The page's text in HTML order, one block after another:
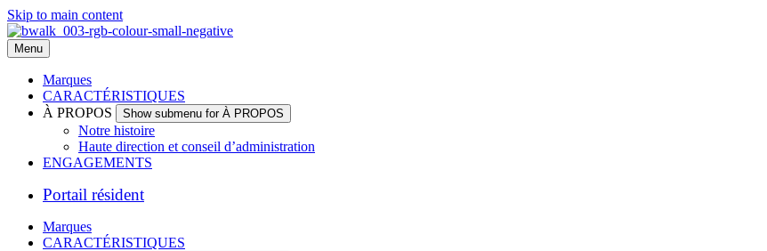
Skip to main content
Menu
Marques
CARACTÉRISTIQUES
À PROPOS
Show submenu for À PROPOS
Notre histoire
Haute direction et conseil d’administration
ENGAGEMENTS
Portail résident
Marques
CARACTÉRISTIQUES